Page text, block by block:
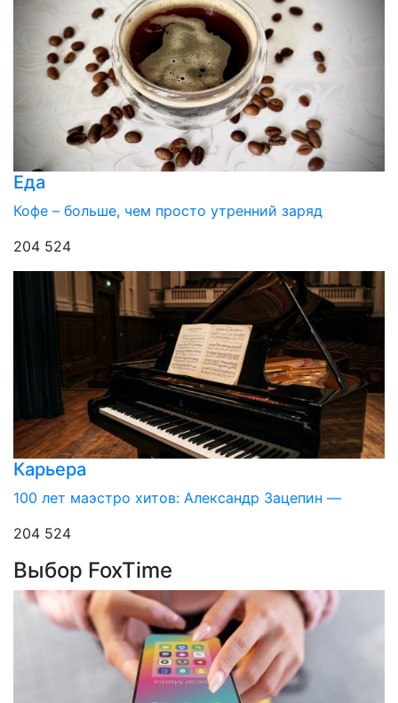
Еда
Кофе – больше, чем просто утренний заряд
204 524
Карьера
100 лет маэстро хитов: Александр Зацепин —
204 524
Выбор FoxTime